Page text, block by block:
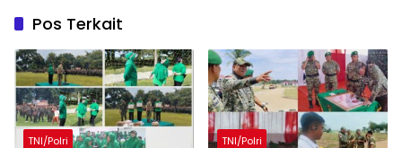
Pos Terkait
TNI/Polri TNI/Polri